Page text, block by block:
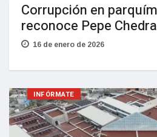
Corrupción en
reconoce Pepe
16 de enero de 2026
INFÓRMATE